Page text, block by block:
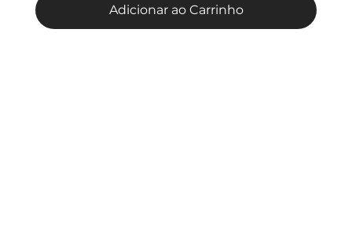
Adicionar ao Carrinho